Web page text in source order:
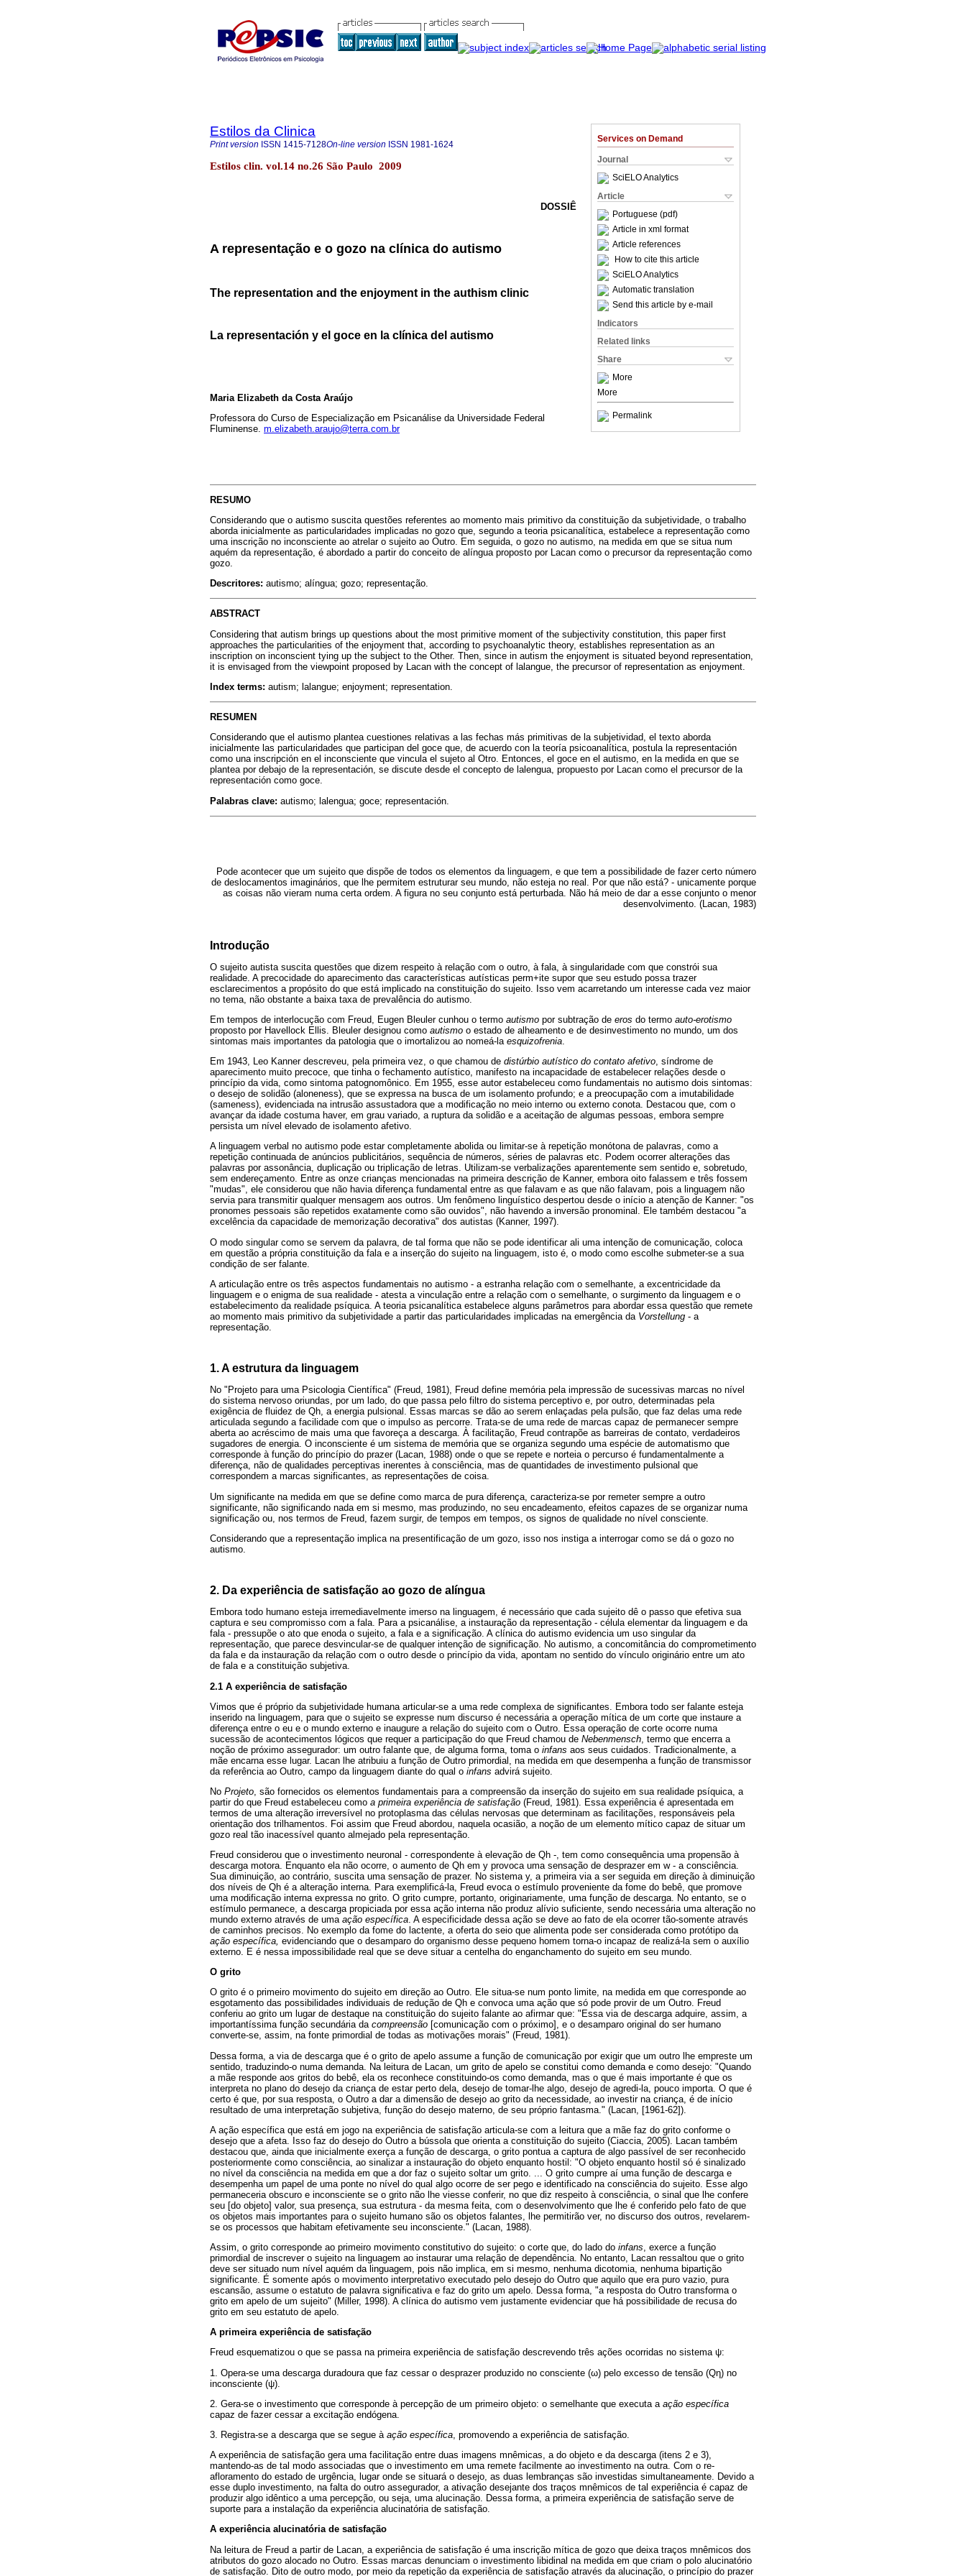
Services on Demand
Journal
SciELO Analytics
Article
Portuguese (pdf)
Article in xml format
Article references
How to cite this article
SciELO Analytics
Automatic translation
Send this article by e-mail
Indicators
Related links
Share
More
More
Permalink
Estilos da Clinica
Print version ISSN 1415-7128On-line version ISSN 1981-1624
Estilos clin. vol.14 no.26 São Paulo 2009
DOSSIÊ
A representação e o gozo na clínica do autismo
The representation and the enjoyment in the authism clinic
La representación y el goce en la clínica del autismo
Maria Elizabeth da Costa Araújo
Professora do Curso de Especialização em Psicanálise da Universidade Federal
Fluminense. m.elizabeth.araujo@terra.com.br
RESUMO
Considerando que o autismo suscita questões referentes ao momento mais primitivo da constituição da subjetividade, o trabalho
aborda inicialmente as particularidades implicadas no gozo que, segundo a teoria psicanalítica, estabelece a representação como
uma inscrição no inconsciente ao atrelar o sujeito ao Outro. Em seguida, o gozo no autismo, na medida em que se situa num
aquém da representação, é abordado a partir do conceito de alíngua proposto por Lacan como o precursor da representação como
gozo.
Descritores: autismo; alíngua; gozo; representação.
ABSTRACT
Considering that autism brings up questions about the most primitive moment of the subjectivity constitution, this paper first
approaches the particularities of the enjoyment that, according to psychoanalytic theory, establishes representation as an
inscription on inconscient tying up the subject to the Other. Then, since in autism the enjoyment is situated beyond representation,
it is envisaged from the viewpoint proposed by Lacan with the concept of lalangue, the precursor of representation as enjoyment.
Index terms: autism; lalangue; enjoyment; representation.
RESUMEN
Considerando que el autismo plantea cuestiones relativas a las fechas más primitivas de la subjetividad, el texto aborda
inicialmente las particularidades que participan del goce que, de acuerdo con la teoría psicoanalítica, postula la representación
como una inscripción en el inconsciente que vincula el sujeto al Otro. Entonces, el goce en el autismo, en la medida en que se
plantea por debajo de la representación, se discute desde el concepto de lalengua, propuesto por Lacan como el precursor de la
representación como goce.
Palabras clave: autismo; lalengua; goce; representación.
Pode acontecer que um sujeito que dispõe de todos os elementos da linguagem, e que tem a possibilidade de fazer certo número
de deslocamentos imaginários, que lhe permitem estruturar seu mundo, não esteja no real. Por que não está? - unicamente porque
as coisas não vieram numa certa ordem. A figura no seu conjunto está perturbada. Não há meio de dar a esse conjunto o menor
desenvolvimento. (Lacan, 1983)
Introdução
O sujeito autista suscita questões que dizem respeito à relação com o outro, à fala, à singularidade com que constrói sua
realidade. A precocidade do aparecimento das características autísticas perm+ite supor que seu estudo possa trazer
esclarecimentos a propósito do que está implicado na constituição do sujeito. Isso vem acarretando um interesse cada vez maior
no tema, não obstante a baixa taxa de prevalência do autismo.
Em tempos de interlocução com Freud, Eugen Bleuler cunhou o termo autismo por subtração de eros do termo auto-erotismo
proposto por Havellock Ellis. Bleuler designou como autismo o estado de alheamento e de desinvestimento no mundo, um dos
sintomas mais importantes da patologia que o imortalizou ao nomeá-la esquizofrenia.
Em 1943, Leo Kanner descreveu, pela primeira vez, o que chamou de distúrbio autístico do contato afetivo, síndrome de
aparecimento muito precoce, que tinha o fechamento autístico, manifesto na incapacidade de estabelecer relações desde o
princípio da vida, como sintoma patognomônico. Em 1955, esse autor estabeleceu como fundamentais no autismo dois sintomas:
o desejo de solidão (aloneness), que se expressa na busca de um isolamento profundo; e a preocupação com a imutabilidade
(sameness), evidenciada na intrusão assustadora que a modificação no meio interno ou externo conota. Destacou que, com o
avançar da idade costuma haver, em grau variado, a ruptura da solidão e a aceitação de algumas pessoas, embora sempre
persista um nível elevado de isolamento afetivo.
A linguagem verbal no autismo pode estar completamente abolida ou limitar-se à repetição monótona de palavras, como a
repetição continuada de anúncios publicitários, sequência de números, séries de palavras etc. Podem ocorrer alterações das
palavras por assonância, duplicação ou triplicação de letras. Utilizam-se verbalizações aparentemente sem sentido e, sobretudo,
sem endereçamento. Entre as onze crianças mencionadas na primeira descrição de Kanner, embora oito falassem e três fossem
"mudas", ele considerou que não havia diferença fundamental entre as que falavam e as que não falavam, pois a linguagem não
servia para transmitir qualquer mensagem aos outros. Um fenômeno linguístico despertou desde o início a atenção de Kanner: "os
pronomes pessoais são repetidos exatamente como são ouvidos", não havendo a inversão pronominal. Ele também destacou "a
excelência da capacidade de memorização decorativa" dos autistas (Kanner, 1997).
O modo singular como se servem da palavra, de tal forma que não se pode identificar ali uma intenção de comunicação, coloca
em questão a própria constituição da fala e a inserção do sujeito na linguagem, isto é, o modo como escolhe submeter-se a sua
condição de ser falante.
A articulação entre os três aspectos fundamentais no autismo - a estranha relação com o semelhante, a excentricidade da
linguagem e o enigma de sua realidade - atesta a vinculação entre a relação com o semelhante, o surgimento da linguagem e o
estabelecimento da realidade psíquica. A teoria psicanalítica estabelece alguns parâmetros para abordar essa questão que remete
ao momento mais primitivo da subjetividade a partir das particularidades implicadas na emergência da Vorstellung - a
representação.
1. A estrutura da linguagem
No "Projeto para uma Psicologia Científica" (Freud, 1981), Freud define memória pela impressão de sucessivas marcas no nível
do sistema nervoso oriundas, por um lado, do que passa pelo filtro do sistema perceptivo e, por outro, determinadas pela
exigência de fluidez de Qh, a energia pulsional. Essas marcas se dão ao serem enlaçadas pela pulsão, que faz delas uma rede
articulada segundo a facilidade com que o impulso as percorre. Trata-se de uma rede de marcas capaz de permanecer sempre
aberta ao acréscimo de mais uma que favoreça a descarga. À facilitação, Freud contrapõe as barreiras de contato, verdadeiros
sugadores de energia. O inconsciente é um sistema de memória que se organiza segundo uma espécie de automatismo que
corresponde à função do princípio do prazer (Lacan, 1988) onde o que se repete e norteia o percurso é fundamentalmente a
diferença, não de qualidades perceptivas inerentes à consciência, mas de quantidades de investimento pulsional que
correspondem a marcas significantes, as representações de coisa.
Um significante na medida em que se define como marca de pura diferença, caracteriza-se por remeter sempre a outro
significante, não significando nada em si mesmo, mas produzindo, no seu encadeamento, efeitos capazes de se organizar numa
significação ou, nos termos de Freud, fazem surgir, de tempos em tempos, os signos de qualidade no nível consciente.
Considerando que a representação implica na presentificação de um gozo, isso nos instiga a interrogar como se dá o gozo no
autismo.
2. Da experiência de satisfação ao gozo de alíngua
Embora todo humano esteja irremediavelmente imerso na linguagem, é necessário que cada sujeito dê o passo que efetiva sua
captura e seu compromisso com a fala. Para a psicanálise, a instauração da representação - célula elementar da linguagem e da
fala - pressupõe o ato que enoda o sujeito, a fala e a significação. A clínica do autismo evidencia um uso singular da
representação, que parece desvincular-se de qualquer intenção de significação. No autismo, a concomitância do comprometimento
da fala e da instauração da relação com o outro desde o princípio da vida, apontam no sentido do vínculo originário entre um ato
de fala e a constituição subjetiva.
2.1 A experiência de satisfação
Vimos que é próprio da subjetividade humana articular-se a uma rede complexa de significantes. Embora todo ser falante esteja
inserido na linguagem, para que o sujeito se expresse num discurso é necessária a operação mítica de um corte que instaure a
diferença entre o eu e o mundo externo e inaugure a relação do sujeito com o Outro. Essa operação de corte ocorre numa
sucessão de acontecimentos lógicos que requer a participação do que Freud chamou de Nebenmensch , termo que encerra a
noção de próximo assegurador: um outro falante que, de alguma forma, toma o infans aos seus cuidados. Tradicionalmente, a
mãe encarna esse lugar. Lacan lhe atribuiu a função de Outro primordial, na medida em que desempenha a função de transmissor
da referência ao Outro, campo da linguagem diante do qual o infans advirá sujeito.
No Projeto , são fornecidos os elementos fundamentais para a compreensão da inserção do sujeito em sua realidade psíquica, a
partir do que Freud estabeleceu como a primeira experiência de satisfação (Freud, 1981). Essa experiência é apresentada em
termos de uma alteração irreversível no protoplasma das células nervosas que determinam as facilitações, responsáveis pela
orientação dos trilhamentos. Foi assim que Freud abordou, naquela ocasião, a noção de um elemento mítico capaz de situar um
gozo real tão inacessível quanto almejado pela representação.
Freud considerou que o investimento neuronal - correspondente à elevação de Qh -, tem como consequência uma propensão à
descarga motora. Enquanto ela não ocorre, o aumento de Qh em y provoca uma sensação de desprazer em w - a consciência.
Sua diminuição, ao contrário, suscita uma sensação de prazer. No sistema y, a primeira via a ser seguida em direção à diminuição
dos níveis de Qh é a alteração interna. Para exemplificá-la, Freud evoca o estímulo proveniente da fome do bebê, que promove
uma modificação interna expressa no grito. O grito cumpre, portanto, originariamente, uma função de descarga. No entanto, se o
estímulo permanece, a descarga propiciada por essa ação interna não produz alívio suficiente, sendo necessária uma alteração no
mundo externo através de uma ação específica. A especificidade dessa ação se deve ao fato de ela ocorrer tão-somente através
de caminhos precisos. No exemplo da fome do lactente, a oferta do seio que alimenta pode ser considerada como protótipo da
ação específica, evidenciando que o desamparo do organismo desse pequeno homem torna-o incapaz de realizá-la sem o auxílio
externo. E é nessa impossibilidade real que se deve situar a centelha do enganchamento do sujeito em seu mundo.
O grito
O grito é o primeiro movimento do sujeito em direção ao Outro. Ele situa-se num ponto limite, na medida em que corresponde ao
esgotamento das possibilidades individuais de redução de Qh e convoca uma ação que só pode provir de um Outro. Freud
conferiu ao grito um lugar de destaque na constituição do sujeito falante ao afirmar que: "Essa via de descarga adquire, assim, a
importantíssima função secundária da compreensão [comunicação com o próximo], e o desamparo original do ser humano
converte-se, assim, na fonte primordial de todas as motivações morais" (Freud, 1981).
Dessa forma, a via de descarga que é o grito de apelo assume a função de comunicação por exigir que um outro lhe empreste um
sentido, traduzindo-o numa demanda. Na leitura de Lacan, um grito de apelo se constitui como demanda e como desejo: "Quando
a mãe responde aos gritos do bebê, ela os reconhece constituindo-os como demanda, mas o que é mais importante é que os
interpreta no plano do desejo da criança de estar perto dela, desejo de tomar-lhe algo, desejo de agredi-la, pouco importa. O que é
certo é que, por sua resposta, o Outro a dar a dimensão de desejo ao grito da necessidade, ao investir na criança, é de início
resultado de uma interpretação subjetiva, função do desejo materno, de seu próprio fantasma." (Lacan, [1961-62]).
A ação específica que está em jogo na experiência de satisfação articula-se com a leitura que a mãe faz do grito conforme o
desejo que a afeta. Isso faz do desejo do Outro a bússola que orienta a constituição do sujeito (Ciaccia, 2005). Lacan também
destacou que, ainda que inicialmente exerça a função de descarga, o grito pontua a captura de algo passível de ser reconhecido
posteriormente como consciência, ao sinalizar a instauração do objeto enquanto hostil: "O objeto enquanto hostil só é sinalizado
no nível da consciência na medida em que a dor faz o sujeito soltar um grito. ... O grito cumpre aí uma função de descarga e
desempenha um papel de uma ponte no nível do qual algo ocorre de ser pego e identificado na consciência do sujeito. Esse algo
permaneceria obscuro e inconsciente se o grito não lhe viesse conferir, no que diz respeito à consciência, o sinal que lhe confere
seu [do objeto] valor, sua presença, sua estrutura - da mesma feita, com o desenvolvimento que lhe é conferido pelo fato de que
os objetos mais importantes para o sujeito humano são os objetos falantes, lhe permitirão ver, no discurso dos outros, revelarem-
se os processos que habitam efetivamente seu inconsciente." (Lacan, 1988).
Assim, o grito corresponde ao primeiro movimento constitutivo do sujeito: o corte que, do lado do infans, exerce a função
primordial de inscrever o sujeito na linguagem ao instaurar uma relação de dependência. No entanto, Lacan ressaltou que o grito
deve ser situado num nível aquém da linguagem, pois não implica, em si mesmo, nenhuma dicotomia, nenhuma bipartição
significante. É somente após o movimento interpretativo executado pelo desejo do Outro que aquilo que era puro vazio, pura
escansão, assume o estatuto de palavra significativa e faz do grito um apelo. Dessa forma, "a resposta do Outro transforma o
grito em apelo de um sujeito" (Miller, 1998). A clínica do autismo vem justamente evidenciar que há possibilidade de recusa do
grito em seu estatuto de apelo.
A primeira experiência de satisfação
Freud esquematizou o que se passa na primeira experiência de satisfação descrevendo três ações ocorridas no sistema ψ:
1. Opera-se uma descarga duradoura que faz cessar o desprazer produzido no consciente (ω) pelo excesso de tensão (Qη) no
inconsciente (ψ).
2. Gera-se o investimento que corresponde à percepção de um primeiro objeto: o semelhante que executa a ação específica
capaz de fazer cessar a excitação endógena.
3. Registra-se a descarga que se segue à ação específica , promovendo a experiência de satisfação.
A experiência de satisfação gera uma facilitação entre duas imagens mnêmicas, a do objeto e da descarga (itens 2 e 3),
mantendo-as de tal modo associadas que o investimento em uma remete facilmente ao investimento na outra. Com o re-
afloramento do estado de urgência, lugar onde se situará o desejo, as duas lembranças são investidas simultaneamente. Devido a
esse duplo investimento, na falta do outro assegurador, a ativação desejante dos traços mnêmicos de tal experiência é capaz de
produzir algo idêntico a uma percepção, ou seja, uma alucinação. Dessa forma, a primeira experiência de satisfação serve de
suporte para a instalação da experiência alucinatória de satisfação.
A experiência alucinatória de satisfação
Na leitura de Freud a partir de Lacan, a experiência de satisfação é uma inscrição mítica de gozo que deixa traços mnêmicos dos
atributos do gozo alocado no Outro. Essas marcas denunciam o investimento libidinal na medida em que criam o polo alucinatório
de satisfação. Dito de outro modo, por meio da repetição da experiência de satisfação através da alucinação, o princípio do prazer